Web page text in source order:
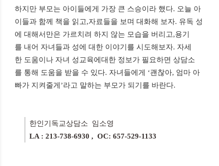
하지만 부모는 아이들에게 가장 큰 스승이라 했다. 오늘 아
이들과 함께 책을 읽고,자료들을 보며 대화해 보자. 유독 성
에 대해서만은 가르치려 하지 않는 모습을 버리고,용기
를 내어 자녀들과 성에 대한 이야기를 시도해보자. 자세
한 도움이나 자녀 성교육에대한 정보가 필요하면 상담소
를 통해 도움을 받을 수 있다. 자녀들에게 ‘괜찮아, 엄마 아
빠가 지켜줄게’라고 말하는 부모가 되기를 바란다.
한인기독교상담소 임소영
LA : 213-738-6930 , OC: 657-529-1133